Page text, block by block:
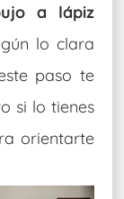
a lápiz
lo clara
paso te
si lo tienes
orientarte